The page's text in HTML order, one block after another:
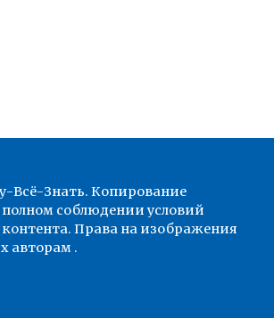
Всё-Знать. Копирование
соблюдении условий
Права на изображения
авторам .